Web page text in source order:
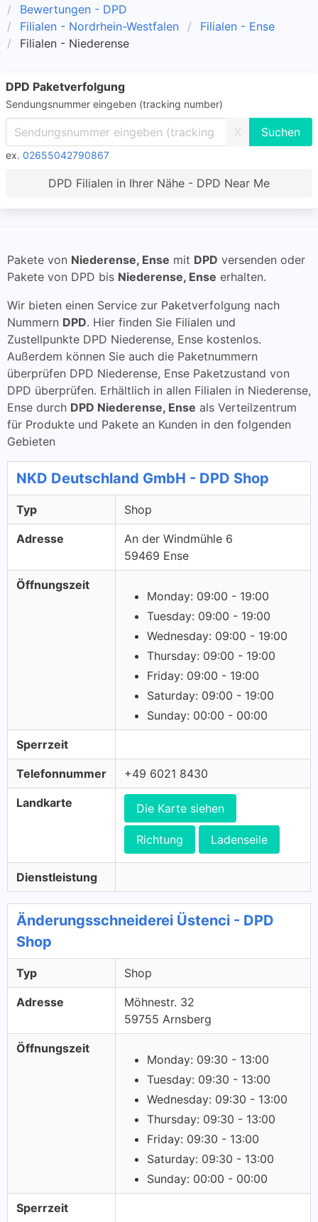
Bewertungen - DPD
Filialen - Nordrhein-Westfalen
Filialen - Ense
Filialen - Niederense
DPD Paketverfolgung
Sendungsnummer eingeben (tracking number)
X
ex. 02655042790867
DPD Filialen in Ihrer Nähe - DPD Near Me
Pakete von Niederense, Ense mit DPD versenden oder
Pakete von DPD bis Niederense, Ense erhalten.
Wir bieten einen Service zur Paketverfolgung nach
Nummern DPD. Hier finden Sie Filialen und
Zustellpunkte DPD Niederense, Ense kostenlos.
Außerdem können Sie auch die Paketnummern
überprüfen DPD Niederense, Ense Paketzustand von
DPD überprüfen. Erhältlich in allen Filialen in Niederense,
Ense durch DPD Niederense, Ense als Verteilzentrum
für Produkte und Pakete an Kunden in den folgenden
Gebieten
NKD Deutschland GmbH - DPD Shop
Typ Shop
Adresse
An der Windmühle 6
59469 Ense
Öffnungszeit
Monday: 09:00 - 19:00
Tuesday: 09:00 - 19:00
Wednesday: 09:00 - 19:00
Thursday: 09:00 - 19:00
Friday: 09:00 - 19:00
Saturday: 09:00 - 19:00
Sunday: 00:00 - 00:00
Sperrzeit
Telefonnummer +49 6021 8430
Landkarte Die Karte siehen
Richtung Ladenseile
Dienstleistung
Änderungsschneiderei Üstenci - DPD
Shop
Typ Shop
Adresse
Möhnestr. 32
59755 Arnsberg
Öffnungszeit
Monday: 09:30 - 13:00
Tuesday: 09:30 - 13:00
Wednesday: 09:30 - 13:00
Thursday: 09:30 - 13:00
Friday: 09:30 - 13:00
Saturday: 09:30 - 13:00
Sunday: 00:00 - 00:00
Sperrzeit